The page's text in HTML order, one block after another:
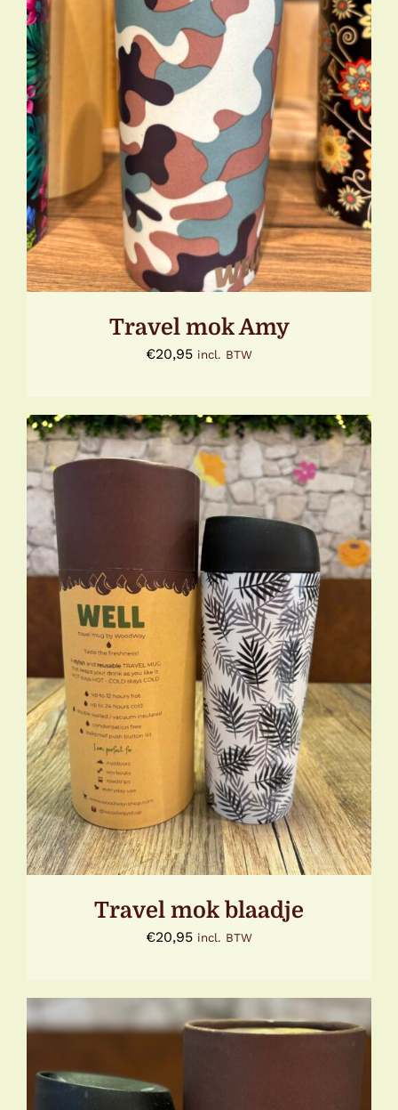
TOEVOEGEN AAN WINKELWAGEN
DETAILS
Travel mok Amy
€20,95 incl. BTW
TOEVOEGEN AAN WINKELWAGEN
/
DETAILS
Travel mok blaadje
€20,95 incl. BTW